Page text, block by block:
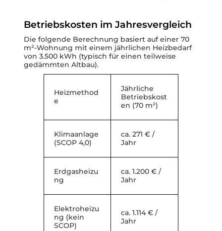
Betriebskosten im Jahresvergleich
Die folgende Berechnung basiert auf einer 70
m²-Wohnung mit einem jährlichen Heizbedarf
von 3.500 kWh (typisch für einen teilweise
gedämmten Altbau).
Heizmethod
e
Jährliche
Betriebskost
en (70 m²)
Klimaanlage
(SCOP 4,0)
ca. 271 € /
Jahr
Erdgasheizu
ng
ca. 1.200 € /
Jahr
Elektroheizu
ng (kein
SCOP)
ca. 1.114 € /
Jahr